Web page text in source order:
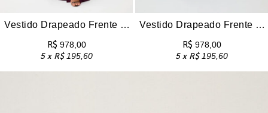
Vestido Drapeado Frente Única Com Fenda Pri – Uva
R$ 978,00
5 x R$195,60
Vestido Drapeado Frente Única Com Fenda Pri – Verde Esmeralda
R$ 978,00
5 x R$195,60